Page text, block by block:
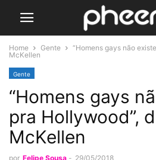
Home Gente
“Homens gays não
McKellen
Gente
“Homens gays
pra Hollywood”,
McKellen
por Felipe Sousa - 29/05/2018